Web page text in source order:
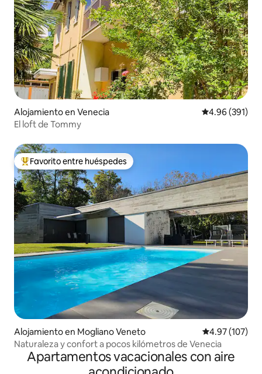
Alojamiento en Venecia Calificación
4.96 (391)
El loft de Tommy
Favorito entre huéspedes preferido
Favorito entre huéspedes
Alojamiento en Mogliano Veneto Calificación
4.97 (107)
Naturaleza y confort a pocos kilómetros de Venecia
Apartamentos vacacionales con aire